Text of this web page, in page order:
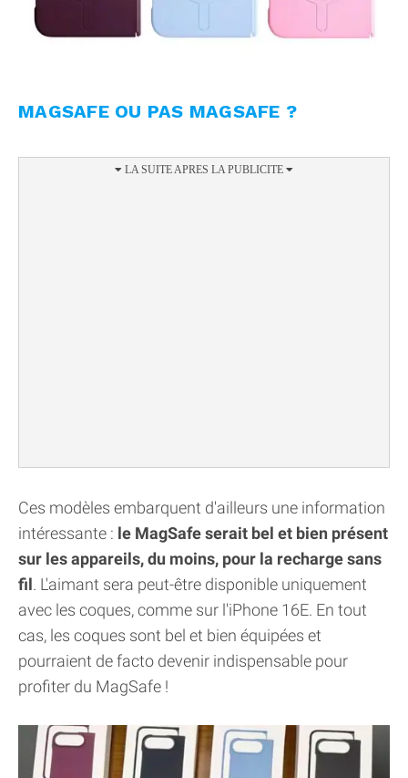
MAGSAFE OU PAS MAGSAFE ?
Ces modèles embarquent d'ailleurs une information
intéressante : le MagSafe serait bel et bien présent
sur les appareils, du moins, pour la recharge sans
fil. L'aimant sera peut-être disponible uniquement
avec les coques, comme sur l'iPhone 16E. En tout
cas, les coques sont bel et bien équipées et
pourraient de facto devenir indispensable pour
profiter du MagSafe !